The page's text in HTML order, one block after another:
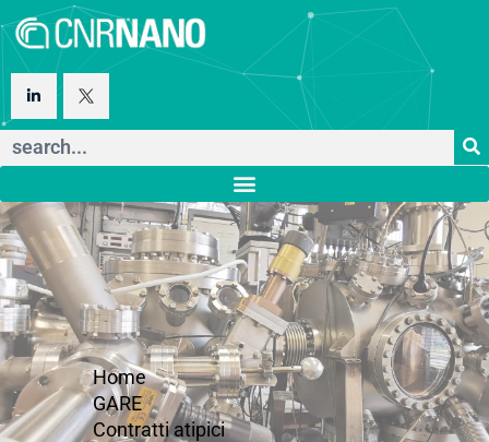
Home
GARE
Contratti atipici